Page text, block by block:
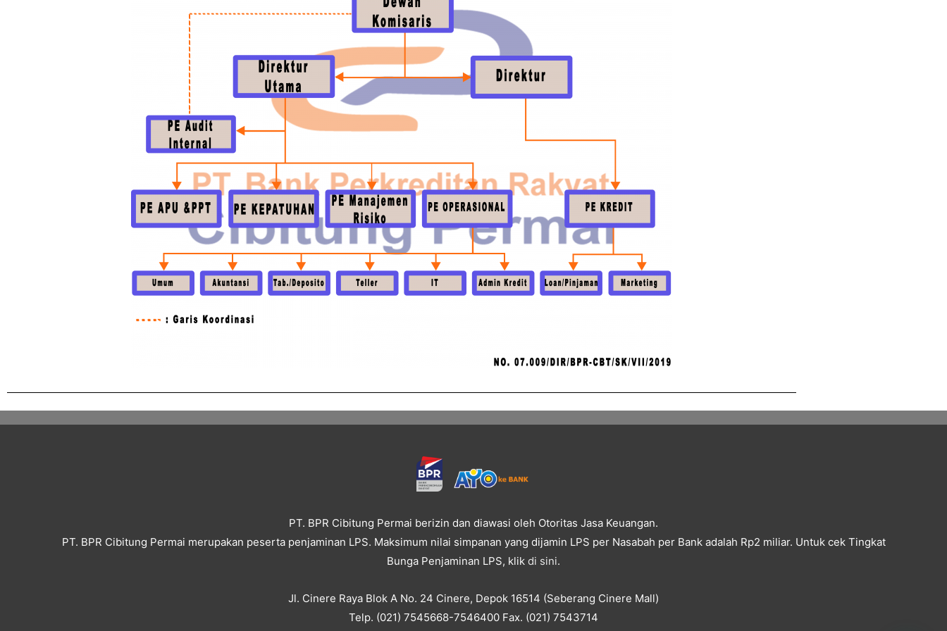
PT. BPR Cibitung Permai berizin dan diawasi oleh Otoritas Jasa Keuangan.
PT. BPR Cibitung Permai merupakan peserta penjaminan LPS. Maksimum nilai simpanan yang dijamin LPS per Nasabah per Bank adalah Rp2 miliar. Untuk cek Tingkat
Bunga Penjaminan LPS, klik di sini.
Jl. Cinere Raya Blok A No. 24 Cinere, Depok 16514 (Seberang Cinere Mall)
Telp. (021) 7545668-7546400 Fax. (021) 7543714